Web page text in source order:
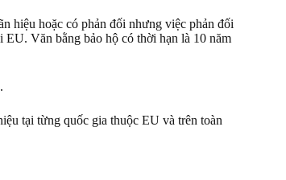
hiệu hoặc có phản đối nhưng việc phản đối
EU. Văn bằng bảo hộ có thời hạn là 10 năm
tại từng quốc gia thuộc EU và trên toàn